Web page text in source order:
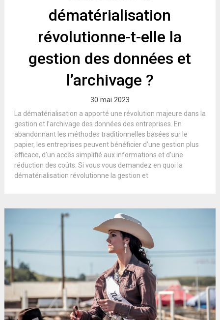
dématérialisation
révolutionne-t-elle la
gestion des données et
l’archivage ?
30 mai 2023
La dématérialisation a apporté une révolution majeure dans la
gestion et l’archivage des données des entreprises. En
abandonnant les méthodes traditionnelles basées sur le
papier, les entreprises peuvent bénéficier d’une gestion plus
efficace, d’un accès simplifié aux informations et d’une
réduction des coûts. Si vous vous demandez en quoi la
dématérialisation révolutionne la gestion et